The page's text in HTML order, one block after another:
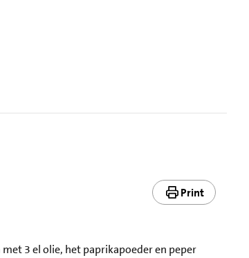
Print
3 el olie, het paprikapoeder en peper